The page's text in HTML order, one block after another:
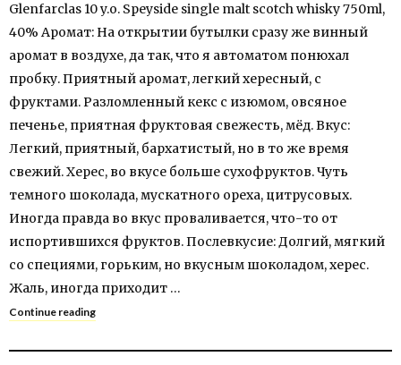
Glenfarclas 10 y.o. Speyside single malt scotch whisky 750ml,
40% Аромат: На открытии бутылки сразу же винный
аромат в воздухе, да так, что я автоматом понюхал
пробку. Приятный аромат, легкий хересный, с
фруктами. Разломленный кекс с изюмом, овсяное
печенье, приятная фруктовая свежесть, мёд. Вкус:
Легкий, приятный, бархатистый, но в то же время
свежий. Херес, во вкусе больше сухофруктов. Чуть
темного шоколада, мускатного ореха, цитрусовых.
Иногда правда во вкус проваливается, что-то от
испортившихся фруктов. Послевкусие: Долгий, мягкий
со специями, горьким, но вкусным шоколадом, херес.
Жаль, иногда приходит …
Continue reading